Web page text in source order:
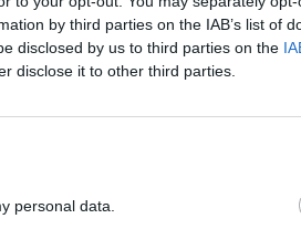
by third parties on the IAB’s list of
disclosed by us to third parties on the
disclose it to other third parties.
personal data.
τις
έχουν επιβληθεί
φαρμάκων ,να
Ιατρεία.
Σύλλογος
είναι
προασπίσει την